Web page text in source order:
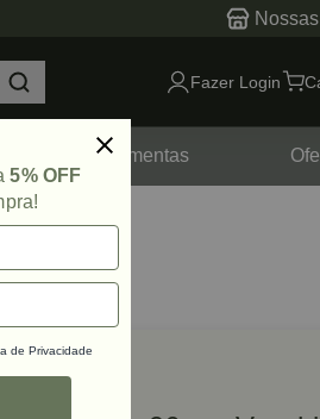
Fazer Login
Ferramentas
5% OFF
de Privacidade